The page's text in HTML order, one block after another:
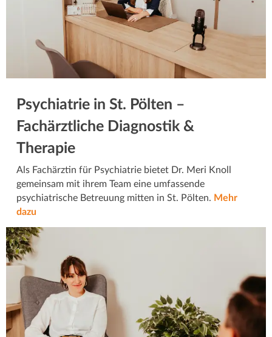
Psychiatrie in St. Pölten –
Fachärztliche Diagnostik &
Therapie
Als Fachärztin für Psychiatrie bietet Dr. Meri Knoll
gemeinsam mit ihrem Team eine umfassende
psychiatrische Betreuung mitten in St. Pölten. Mehr
dazu